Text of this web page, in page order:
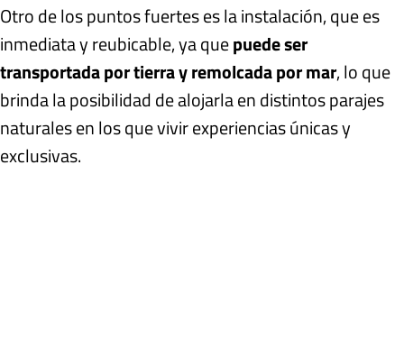
Otro de los puntos fuertes es la instalación, que es
inmediata y reubicable, ya quepuede ser
transportada por tierra y remolcada por mar, lo que
brinda la posibilidad de alojarla en distintos parajes
naturales en los que vivir experiencias únicas y
exclusivas.